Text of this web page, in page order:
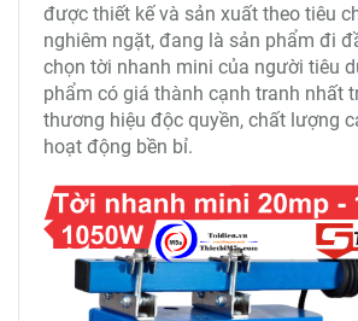
được thiết kế và sản xuất theo tiêu
nghiêm ngặt, đang là sản phẩm đi
chọn tời nhanh mini của người tiêu
phẩm có giá thành cạnh tranh nhất
thương hiệu độc quyền, chất lượng
hoạt động bền bỉ.